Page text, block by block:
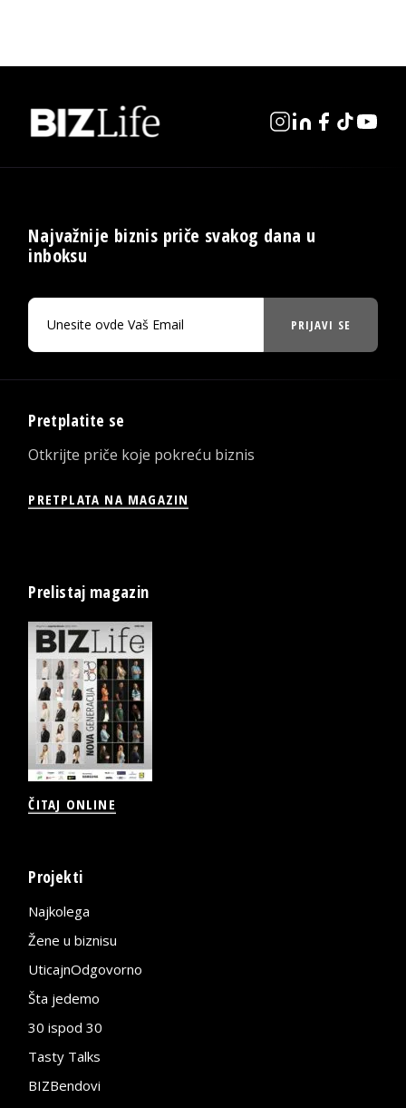
Najvažnije biznis priče svakog dana u
inboksu
PRIJAVI SE
Pretplatite se
Otkrijte priče koje pokreću biznis
PRETPLATA NA MAGAZIN
Prelistaj magazin
ČITAJ ONLINE
Projekti
Najkolega
Žene u biznisu
UticajnOdgovorno
Šta jedemo
30 ispod 30
Tasty Talks
BIZBendovi